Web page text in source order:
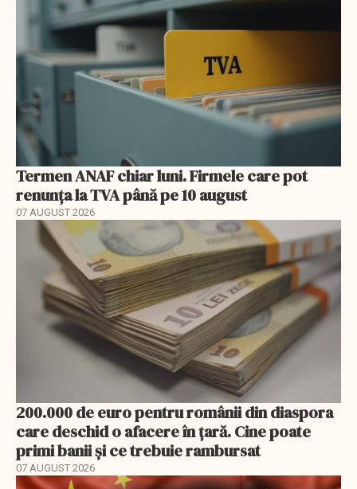
Termen ANAF chiar luni. Firmele care pot
renunța la TVA până pe 10 august
07 AUGUST 2026
200.000 de euro pentru românii din diaspora
care deschid o afacere în țară. Cine poate
primi banii și ce trebuie rambursat
07 AUGUST 2026